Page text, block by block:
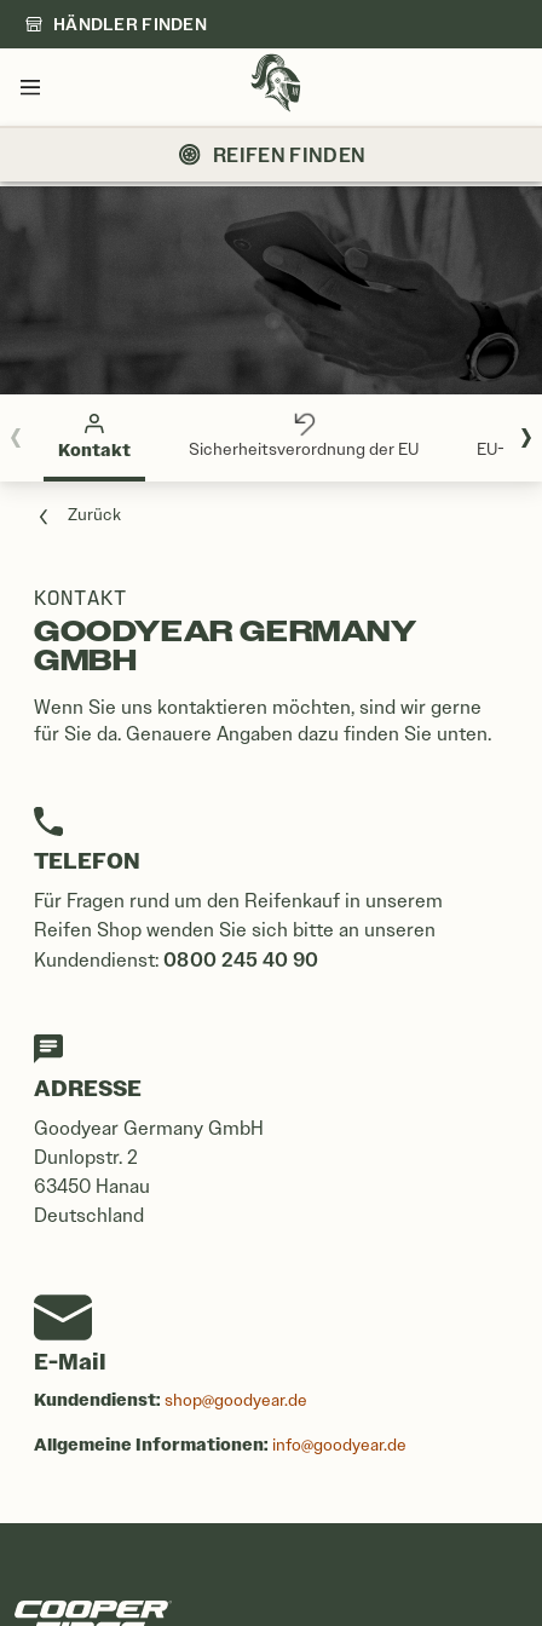
HÄNDLER FINDEN
Menü
REIFEN FINDEN
Kontakt Sicherheitsverordnung der EU EU-
Zurück
KONTAKT
GOODYEAR GERMANY
GMBH
Wenn Sie uns kontaktieren möchten, sind wir gerne
für Sie da. Genauere Angaben dazu finden Sie unten.
TELEFON
Für Fragen rund um den Reifenkauf in unserem
Reifen Shop wenden Sie sich bitte an unseren
Kundendienst: 0800 245 40 90
ADRESSE
Goodyear Germany GmbH
Dunlopstr. 2
63450 Hanau
Deutschland
E-Mail
Kundendienst: shop@goodyear.de
Allgemeine Informationen: info@goodyear.de